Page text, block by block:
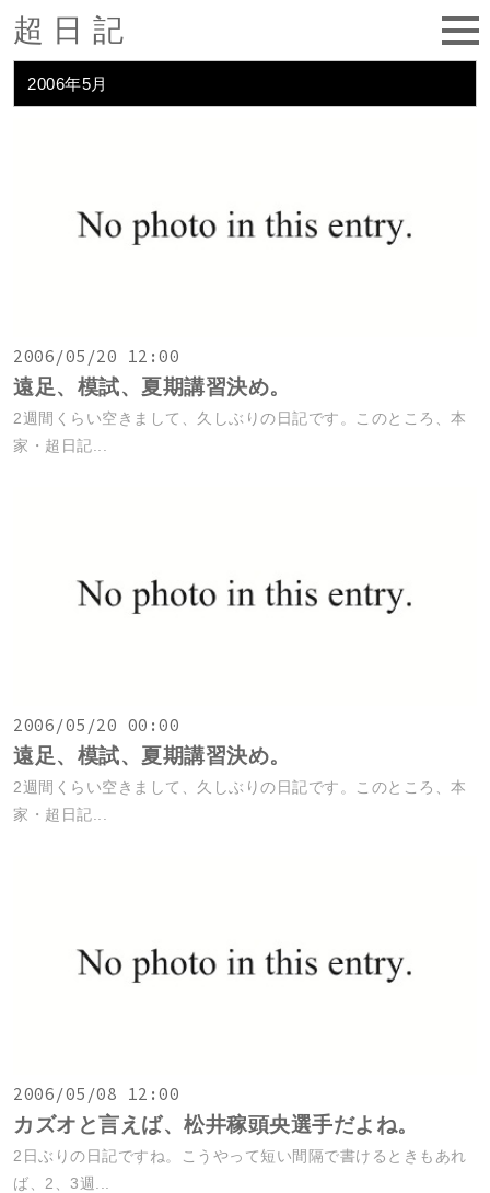
超日記
2006年5月
2006/05/20 12:00
遠足、模試、夏期講習決め。
2週間くらい空きまして、久しぶりの日記です。このところ、本
家・超日記...
2006/05/20 00:00
遠足、模試、夏期講習決め。
2週間くらい空きまして、久しぶりの日記です。このところ、本
家・超日記...
2006/05/08 12:00
カズオと言えば、松井稼頭央選手だよね。
2日ぶりの日記ですね。こうやって短い間隔で書けるときもあれ
ば、2、3週...